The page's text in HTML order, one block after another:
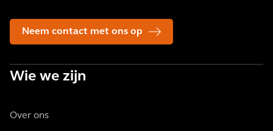
Neem contact met ons op
Wie we zijn
Over ons